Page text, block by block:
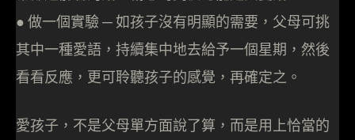
● 做一個實驗 ─ 如孩子沒有明顯的需要，父母可挑
其中一種愛語，持續集中地去給予一個星期，然後
看看反應，更可聆聽孩子的感覺，再確定之。
愛孩子，不是父母單方面說了算，而是用上恰當的